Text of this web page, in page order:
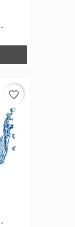
favorite_border